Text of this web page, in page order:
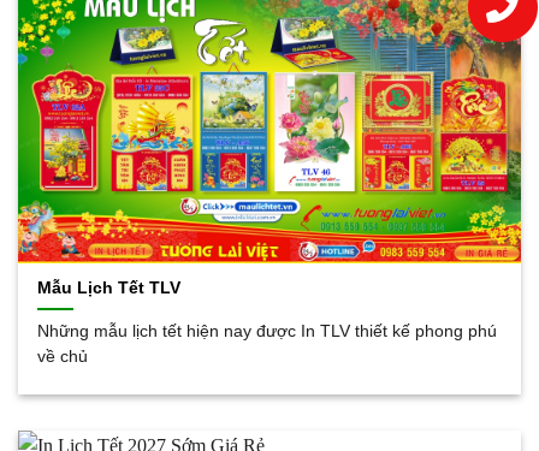
Mẫu Lịch Tết TLV
Những mẫu lịch tết hiện nay được In TLV thiết kế phong phú
về chủ